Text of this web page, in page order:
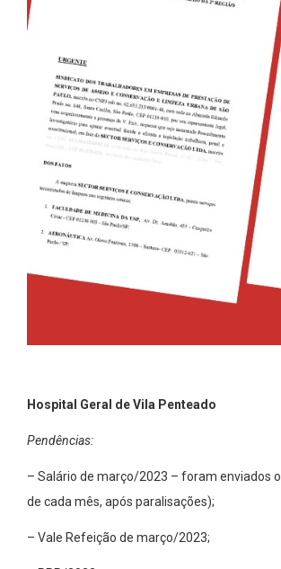
Hospital Geral de Vila Penteado
Pendências:
– Salário de março/2023 – foram enviados
de cada mês, após paralisações);
– Vale Refeição de março/2023;